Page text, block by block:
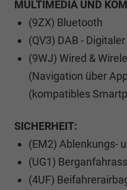
MULTIMEDIA UND
(9ZX) Bluetooth
(QV3) DAB -
(9WJ) Wired &
(Navigation über
(kompatibles
SICHERHEIT:
(EM2) Ablenkungs-
(UG1)
(4UF)